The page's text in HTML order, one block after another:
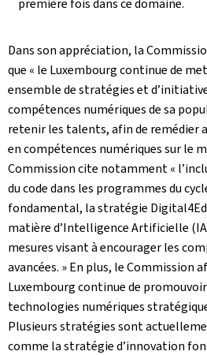
première fois dans ce domaine.
Dans son appréciation, la
que « le Luxembourg continue de
ensemble de stratégies et
compétences numériques de sa
retenir les talents, afin de remédier
en compétences numériques sur le
Commission cite notamment «
du code dans les programmes du
fondamental, la stratégie
matière d’Intelligence Artificielle
mesures visant à encourager les
avancées. » En plus, le Commission
Luxembourg continue de
technologies numériques
Plusieurs stratégies sont
comme la stratégie d’innovation